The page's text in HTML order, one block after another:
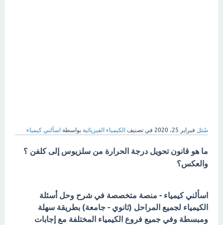
سُئل فبراير 25، 2020 في تصنيف الكيمياء الفيزيائية بواسطة اسألني كيمياء
ما هو قانون تحويل درجة الحرارة من سلزيوس إلى كلفن ؟
والعكس؟
اسألني كيمياء - منصة متخصصة في شرح وحل أسئلة
الكيمياء لجميع المراحل (ثانوي - جامعة) بطريقة سهلة
ومبسطة وفي جميع فروع الكيمياء المختلفة مع إجابات